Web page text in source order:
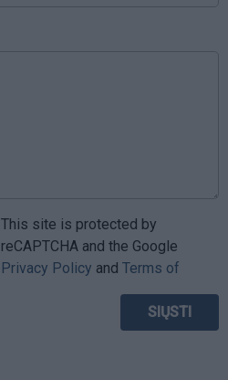
This site is protected by
reCAPTCHA and the Google
Privacy Policy and Terms of